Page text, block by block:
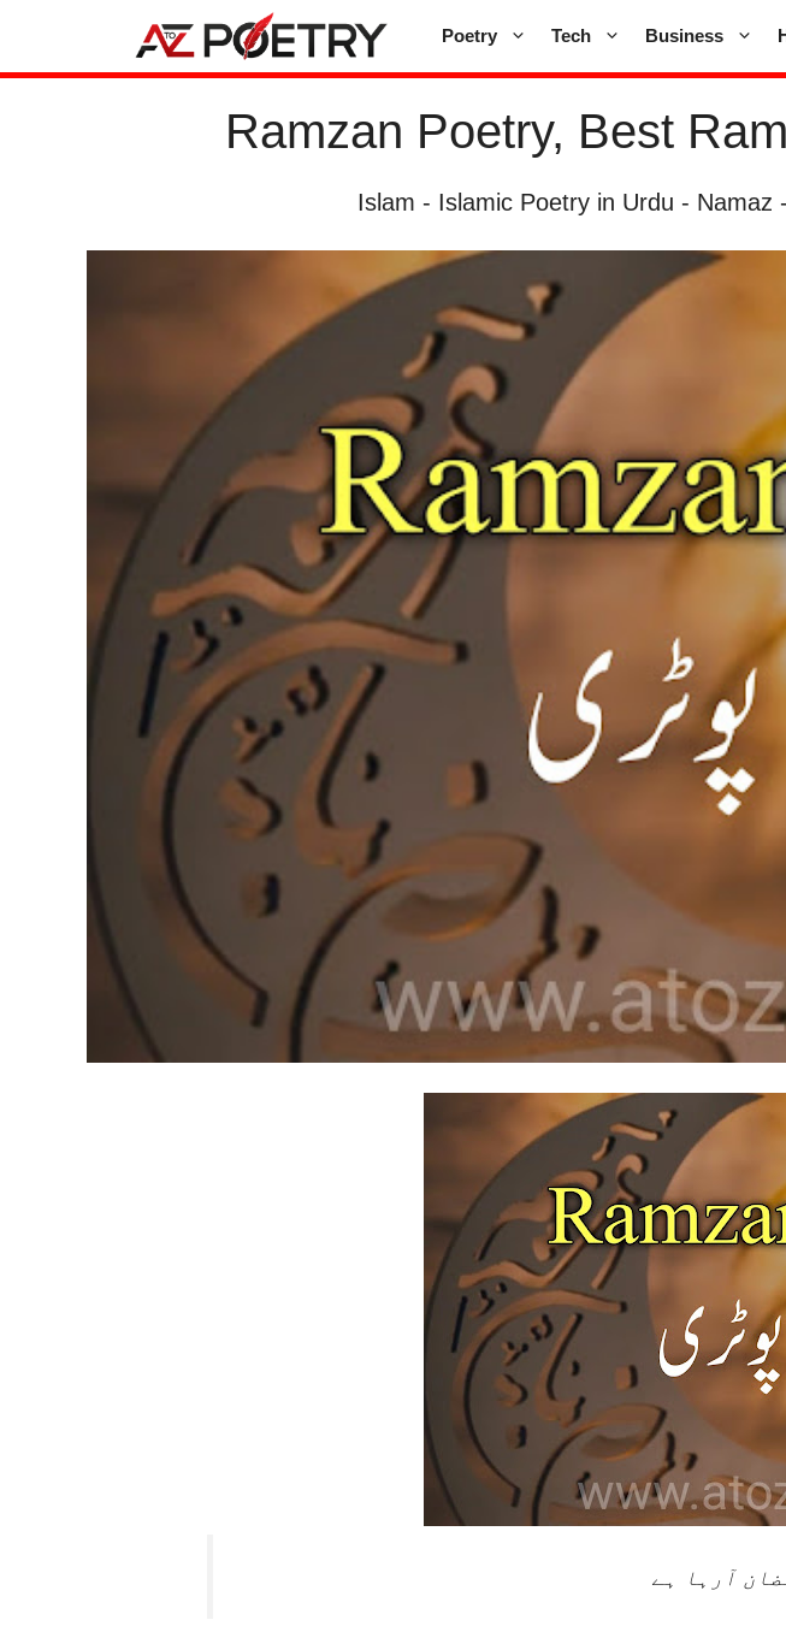
content
Poetry Tech Business
Ramzan Poetry, Best
Islam - Islamic Poetry in Urdu - Namaz -
آرہا ہے